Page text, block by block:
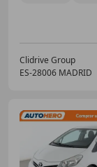
Clidrive Group
ES-28006 MADRID